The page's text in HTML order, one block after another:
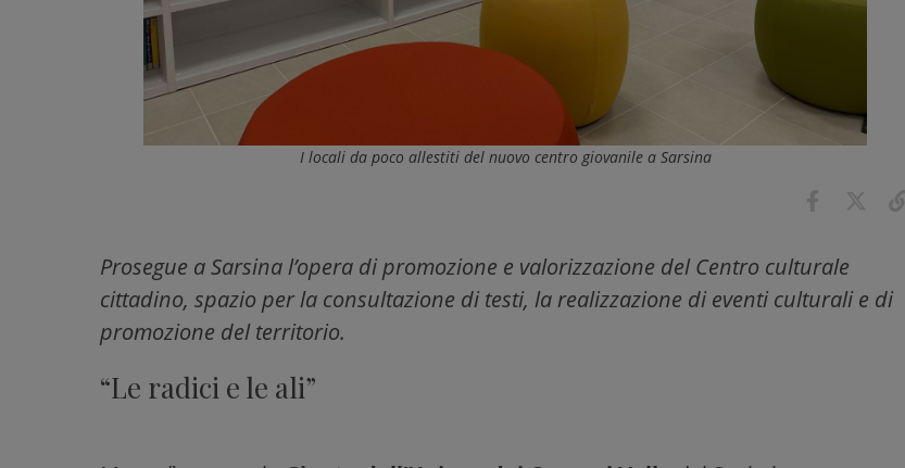
I locali da poco allestiti del nuovo centro giovanile a Sarsina
Prosegue a Sarsina l’opera di promozione e valorizzazione del Centro culturale
cittadino, spazio per la consultazione di testi, la realizzazione di eventi culturali e di
promozione del territorio.
“Le radici e le ali”